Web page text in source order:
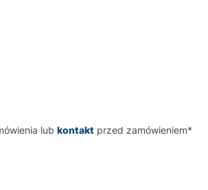
lub kontakt przed zamówieniem*